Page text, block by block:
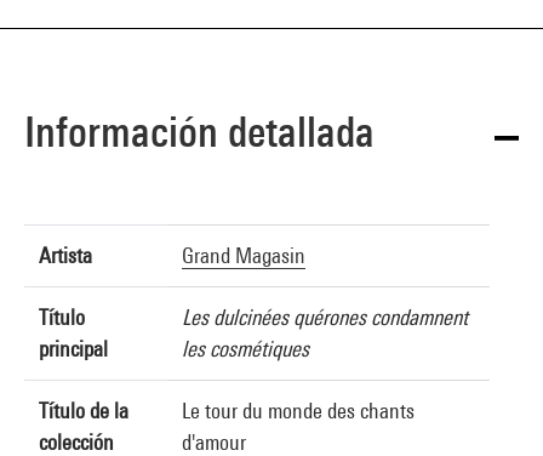
Información detallada
Artista Grand Magasin
Título
principal
Les dulcinées quérones condamnent
les cosmétiques
Título de la
colección
Le tour du monde des chants
d'amour